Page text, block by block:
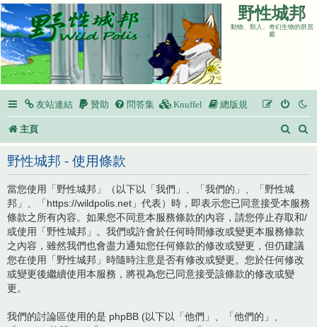
野性城邦
動物、獸人、奇幻生物的群居
處
友站連結 贊助 問答集 Knuffel 總版規
主頁
搜
野性城邦 - 使用條款
當您使用「野性城邦」（以下以「我們」、「我們的」、「野性城
邦」、「https://wildpolis.net」代表）時，即表示您已同意接受本服務
條款之所有內容。如果您不同意本服務條款的內容，請您停止存取和/
或使用「野性城邦」。我們或許會於任何時間修改或變更本服務條款
之內容，雖然我們也會盡力通知您任何條款的修改或變更，但仍建議
您在使用「野性城邦」時隨時注意是否有修改或變更。您於任何修改
或變更後繼續使用本服務，將視為您已同意接受該條款的修改或變
更。
我們的討論區使用的是 phpBB (以下以「他們」、「他們的」、